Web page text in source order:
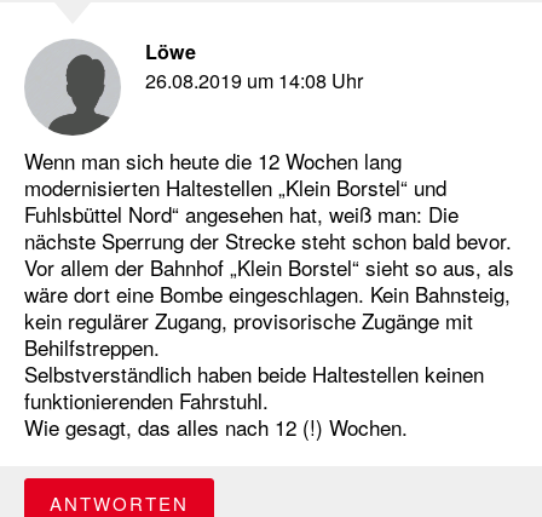
Löwe
26.08.2019 um 14:08 Uhr
Wenn man sich heute die 12 Wochen lang
modernisierten Haltestellen „Klein Borstel“ und
Fuhlsbüttel Nord“ angesehen hat, weiß man: Die
nächste Sperrung der Strecke steht schon bald bevor.
Vor allem der Bahnhof „Klein Borstel“ sieht so aus, als
wäre dort eine Bombe eingeschlagen. Kein Bahnsteig,
kein regulärer Zugang, provisorische Zugänge mit
Behilfstreppen.
Selbstverständlich haben beide Haltestellen keinen
funktionierenden Fahrstuhl.
Wie gesagt, das alles nach 12 (!) Wochen.
ANTWORTEN